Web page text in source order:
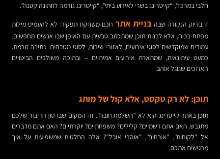
חלבי במרכז”, “קייטרינג בשרי לאירוע ביתי”, “קייטרינג גורמה לחתונה קטנה”.
זו בדיוק הנקודה שבהבניית אתר חכם משחקת תפקיד: לא להעמיס מילות
מפתח בכוח, אלא לבנות תוכן שמתכתב טבעית עם האופן שבו אנשים מחפשים.
עמודים שמוקדשים לסוגי אירועים, לאזורי שירות, לסוגי מטבחים. כתיבה זורמת,
כמעט עיתונאית, שמתארת אירועים אמיתיים – ובתוכה משולבים הביטויים
הארוכים שגוגל אוהב.
תוכן: לא רק טקסט, אלא קול של מותג
תוכן באתר קייטרינג הוא לא "השלמת חובה". זה המקום שבו טון הדיבור שלכם
מתגבש. האם אתם רשמיים? קלילים? משפחתיים? יוקרתיים? האם אתם מדברים
אל "לקוחות", "אורחים", "אוהבי אוכל"? אלה החלטות שמשפיעות על איך
מרגישים אתכם.